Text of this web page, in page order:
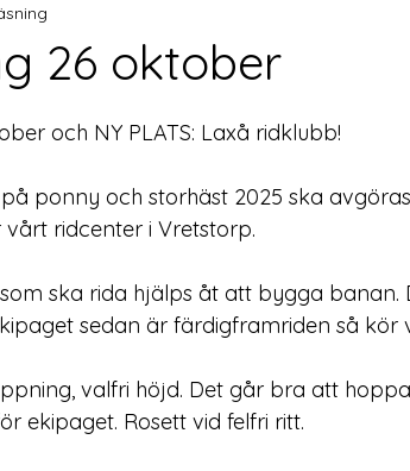
26 oktober
och NY PLATS: Laxå ridklubb!
ponny och storhäst 2025 ska
ridcenter i Vretstorp.
ska rida hjälps åt att bygga banan.
sedan är färdigframriden så kör
valfri höjd. Det går bra att
ekipaget. Rosett vid felfri ritt.